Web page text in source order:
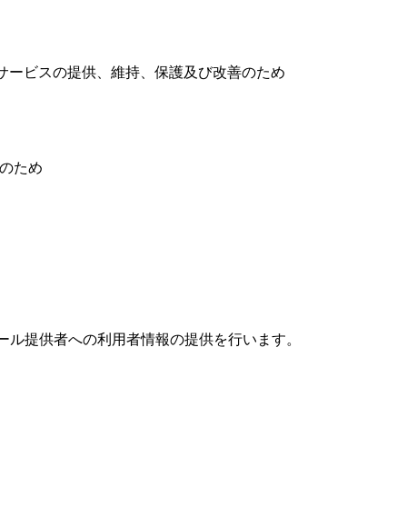
ビスの提供、維持、保護及び改善のため
ため
提供者への利用者情報の提供を行います。